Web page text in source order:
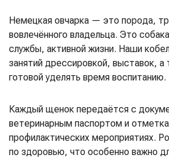
Немецкая овчарка — это порода,
вовлечённого владельца. Это
службы, активной жизни. Наши
занятий дрессировкой, выставок,
готовой уделять время воспитанию.
Каждый щенок передаётся с
ветеринарным паспортом и
профилактических мероприятиях.
по здоровью, что особенно важно